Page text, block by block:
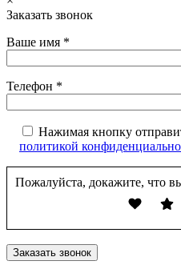
Заказать звонок
Ваше имя *
Телефон *
Нажимая кнопку
политикой
Пожалуйста, докажите, что